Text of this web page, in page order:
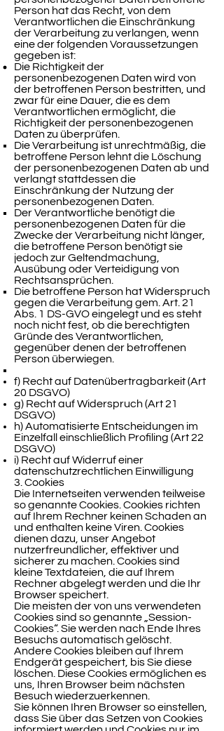
Person hat das Recht, von dem
Verantwortlichen die Einschränkung
der Verarbeitung zu verlangen, wenn
eine der folgenden Voraussetzungen
gegeben ist:
Die Richtigkeit der
personenbezogenen Daten wird von
der betroffenen Person bestritten, und
zwar für eine Dauer, die es dem
Verantwortlichen ermöglicht, die
Richtigkeit der personenbezogenen
Daten zu überprüfen.
Die Verarbeitung ist unrechtmäßig, die
betroffene Person lehnt die Löschung
der personenbezogenen Daten ab und
verlangt stattdessen die
Einschränkung der Nutzung der
personenbezogenen Daten.
Der Verantwortliche benötigt die
personenbezogenen Daten für die
Zwecke der Verarbeitung nicht länger,
die betroffene Person benötigt sie
jedoch zur Geltendmachung,
Ausübung oder Verteidigung von
Rechtsansprüchen.
Die betroffene Person hat Widerspruch
gegen die Verarbeitung gem. Art. 21
Abs. 1 DS-GVO eingelegt und es steht
noch nicht fest, ob die berechtigten
Gründe des Verantwortlichen,
gegenüber denen der betroffenen
Person überwiegen.
f) Recht auf Datenübertragbarkeit (Art
20 DSGVO)
g) Recht auf Widerspruch (Art 21
DSGVO)
h) Automatisierte Entscheidungen im
Einzelfall einschließlich Profiling (Art 22
DSGVO)
i) Recht auf Widerruf einer
datenschutzrechtlichen Einwilligung
3. Cookies
Die Internetseiten verwenden teilweise
so genannte Cookies. Cookies richten
auf Ihrem Rechner keinen Schaden an
und enthalten keine Viren. Cookies
dienen dazu, unser Angebot
nutzerfreundlicher, effektiver und
sicherer zu machen. Cookies sind
kleine Textdateien, die auf Ihrem
Rechner abgelegt werden und die Ihr
Browser speichert.
Die meisten der von uns verwendeten
Cookies sind so genannte „Session-
Cookies“. Sie werden nach Ende Ihres
Besuchs automatisch gelöscht.
Andere Cookies bleiben auf Ihrem
Endgerät gespeichert, bis Sie diese
löschen. Diese Cookies ermöglichen es
uns, Ihren Browser beim nächsten
Besuch wiederzuerkennen.
Sie können Ihren Browser so einstellen,
dass Sie über das Setzen von Cookies